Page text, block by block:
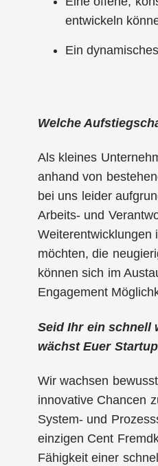
entwickeln
Ein
Welche
Als kleines
anhand von
bei uns leider
Arbeits- und
Weiterentwicklungen
möchten, die
können sich im
Engagement
Seid Ihr ein schnell
wächst Euer
Wir wachsen
innovative Chancen
System- und
einzigen Cent
Fähigkeit einer